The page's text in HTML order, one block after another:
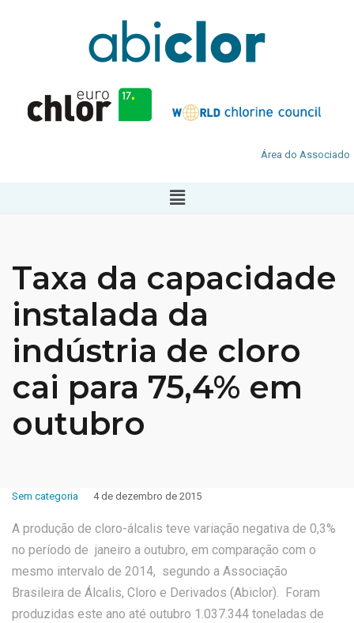
Área do Associado
Taxa da capacidade
instalada da
indústria de cloro
cai para 75,4% em
outubro
Sem categoria 4 de dezembro de 2015
A produção de cloro-álcalis teve variação negativa de 0,3%
no período de janeiro a outubro, em comparação com o
mesmo intervalo de 2014, segundo a Associação
Brasileira de Álcalis, Cloro e Derivados (Abiclor). Foram
produzidas este ano até outubro 1.037.344 toneladas de